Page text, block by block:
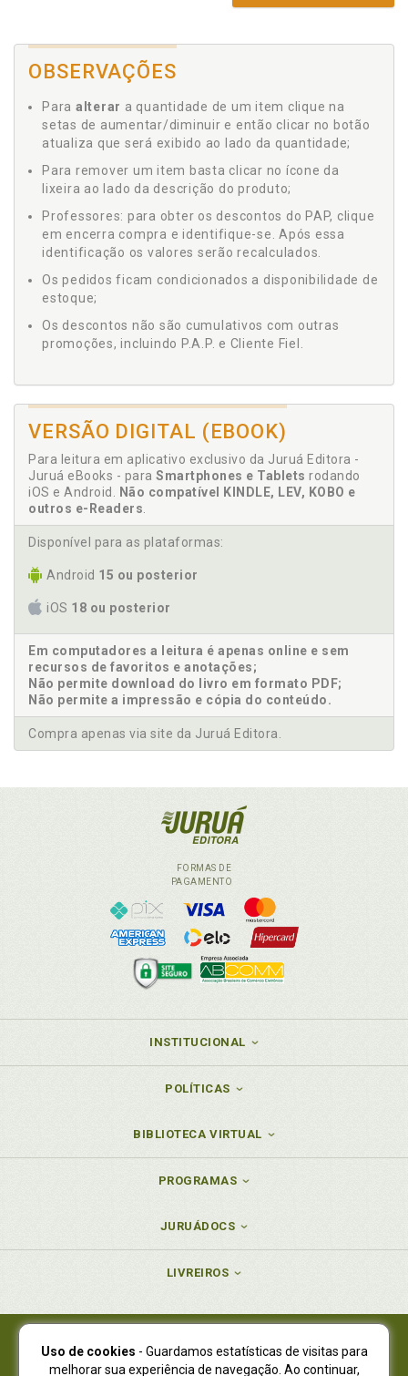
OBSERVAÇÕES
Para alterar a quantidade de um item clique na
setas de aumentar/diminuir e então clicar no botão
atualiza que será exibido ao lado da quantidade;
Para remover um item basta clicar no ícone da
lixeira ao lado da descrição do produto;
Professores: para obter os descontos do PAP, clique
em encerra compra e identifique-se. Após essa
identificação os valores serão recalculados.
Os pedidos ficam condicionados a disponibilidade de
estoque;
Os descontos não são cumulativos com outras
promoções, incluindo P.A.P. e Cliente Fiel.
VERSÃO DIGITAL (EBOOK)
Para leitura em aplicativo exclusivo da Juruá Editora -
Juruá eBooks - para Smartphones e Tablets rodando
iOS e Android.
Não compatível KINDLE, LEV, KOBO e
outros e-Readers
Disponível para as plataformas:
Android 15 ou posterior
iOS 18 ou posterior
Em computadores a leitura é apenas online e sem
recursos de favoritos e anotações;
Não permite download do livro em formato PDF;
Não permite a impressão e cópia do conteúdo.
Compra apenas via site da Juruá Editora.
FORMAS DE
PAGAMENTO
INSTITUCIONAL
POLÍTICAS
BIBLIOTECA VIRTUAL
PROGRAMAS
JURUÁDOCS
LIVREIROS
Juruá Editora Ltda., CNPJ 77.535.508/0001-19
Uso de cookies - Guardamos estatísticas de visitas para
melhorar sua experiência de navegação. Ao continuar,